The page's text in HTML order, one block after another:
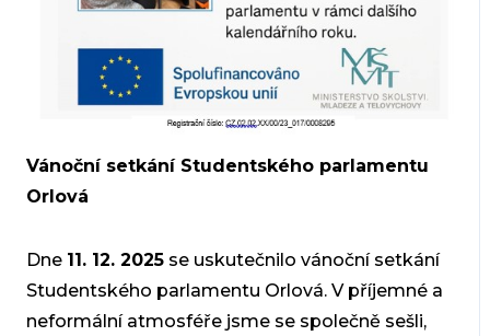
Vánoční setkání Studentského parlamentu
Orlová
Dne 11. 12. 2025se uskutečnilo vánoční setkání
Studentského parlamentu Orlová. V příjemné a
neformální atmosféře jsme se společně sešli,